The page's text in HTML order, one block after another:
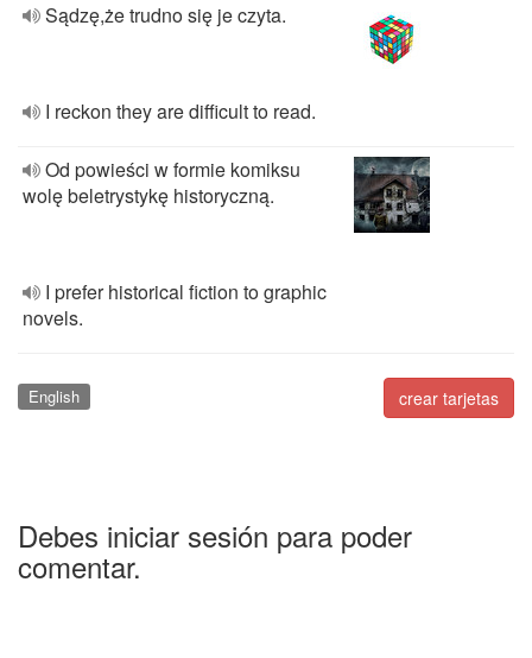
Sądzę,że trudno się je czyta.
I reckon they are difficult to read.
Od powieści w formie komiksu
wolę beletrystykę historyczną.
I prefer historical fiction to graphic
novels.
crear tarjetas
English
Debes iniciar sesión para poder
comentar.